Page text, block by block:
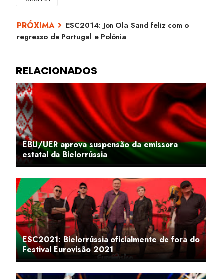
ESC2014: Jon Ola Sand feliz com o
regresso de Portugal e Polónia
EBU/UER aprova suspensão da emissora
estatal da Bielorrússia
ESC2021: Bielorrússia oficialmente de fora do
Festival Eurovisão 2021